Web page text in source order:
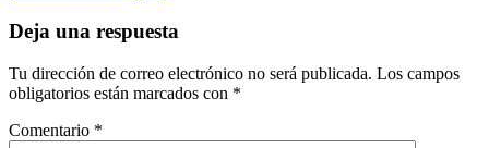
Deja una respuesta
Tu dirección de correo electrónico no será publicada. Los campos
obligatorios están marcados con *
Comentario *